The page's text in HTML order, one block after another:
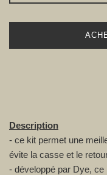
Description
- ce kit permet une
évite la casse et le
- développé par Dye,